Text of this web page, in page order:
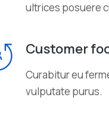
ultrices posuere
Customer
Curabitur eu
vulputate purus.